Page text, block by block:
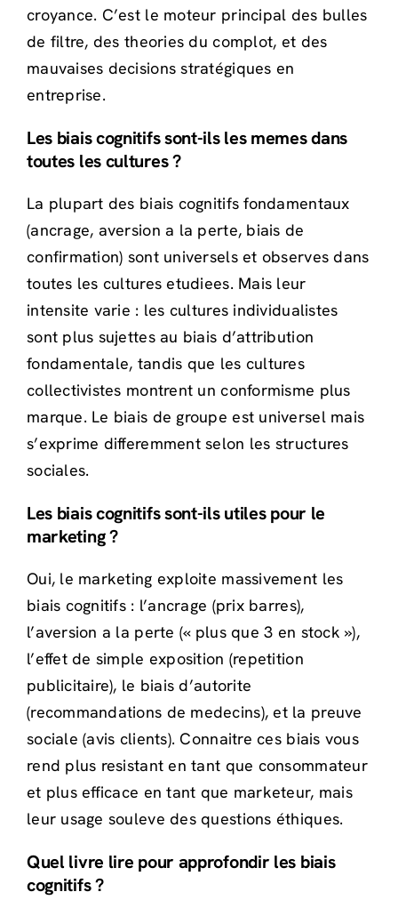
croyance. C’est le moteur principal des bulles
de filtre, des theories du complot, et des
mauvaises decisions stratégiques en
entreprise.
Les biais cognitifs sont-ils les memes dans
toutes les cultures ?
La plupart des biais cognitifs fondamentaux
(ancrage, aversion a la perte, biais de
confirmation) sont universels et observes dans
toutes les cultures etudiees. Mais leur
intensite varie : les cultures individualistes
sont plus sujettes au biais d’attribution
fondamentale, tandis que les cultures
collectivistes montrent un conformisme plus
marque. Le biais de groupe est universel mais
s’exprime differemment selon les structures
sociales.
Les biais cognitifs sont-ils utiles pour le
marketing ?
Oui, le marketing exploite massivement les
biais cognitifs : l’ancrage (prix barres),
l’aversion a la perte (« plus que 3 en stock »),
l’effet de simple exposition (repetition
publicitaire), le biais d’autorite
(recommandations de medecins), et la preuve
sociale (avis clients). Connaitre ces biais vous
rend plus resistant en tant que consommateur
et plus efficace en tant que marketeur, mais
leur usage souleve des questions éthiques.
Quel livre lire pour approfondir les biais
cognitifs ?